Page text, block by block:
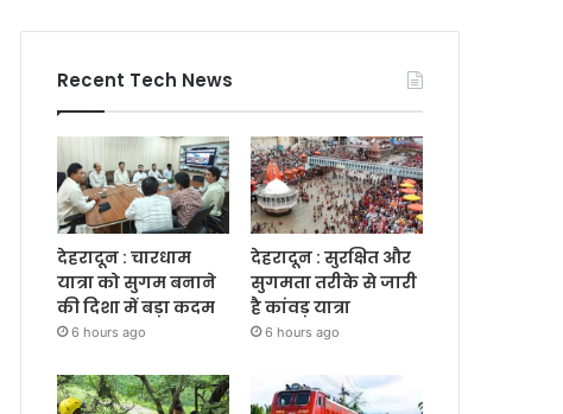
Recent Tech News
देहरादून : चारधाम
यात्रा को सुगम बनाने
की दिशा में बड़ा कदम
6 hours ago
देहरादून : सुरक्षित और
सुगमता तरीके से जारी
है कांवड़ यात्रा
6 hours ago